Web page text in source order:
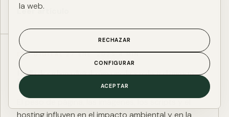
Leer artículo
ESG DIGITAL·27 ENE. 2025·4 MIN
Huella de carbono digital: cómo medir y reducir el impacto
ESG de una web
El peso de página, las imágenes, los scripts y el
hosting influyen en el impacto ambiental y en la
la web.
RECHAZAR
CONFIGURAR
ACEPTAR